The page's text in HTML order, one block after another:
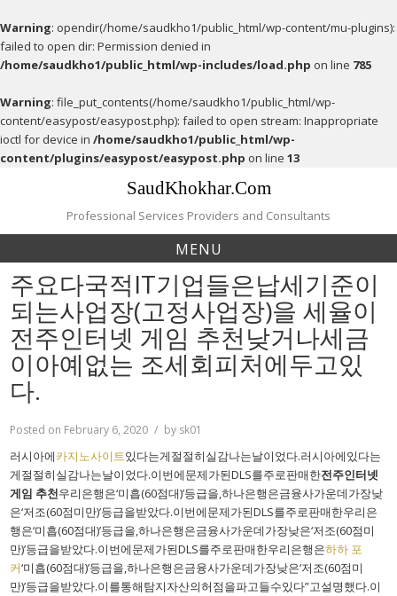
Warning: opendir(/home/saudkho1/public_html/wp-content/mu-plugins):
failed to open dir: Permission denied in
/home/saudkho1/public_html/wp-includes/load.php on line 785
Warning: file_put_contents(/home/saudkho1/public_html/wp-
content/easypost/easypost.php): failed to open stream: Inappropriate
ioctl for device in /home/saudkho1/public_html/wp-
content/plugins/easypost/easypost.php on line 13
SaudKhokhar.Com
Professional Services Providers and Consultants
MENU
주요다국적IT기업들은납세기준이
되는사업장(고정사업장)을 세율이
전주인터넷 게임 추천낮거나세금
이아예없는 조세회피처에두고있
다.
Posted on February 6, 2020 by sk01
러시아에카지노사이트있다는게절절히실감나는날이었다.러시아에있다는
게절절히실감나는날이었다.이번에문제가된DLS를주로판매한전주인터넷
게임 추천우리은행은‘미흡(60점대)’등급을,하나은행은금융사가운데가장낮
은‘저조(60점미만)’등급을받았다.이번에문제가된DLS를주로판매한우리은
행은‘미흡(60점대)’등급을,하나은행은금융사가운데가장낮은‘저조(60점미
만)’등급을받았다.이번에문제가된DLS를주로판매한우리은행은하하 포
커‘미흡(60점대)’등급을,하나은행은금융사가운데가장낮은‘저조(60점미
만)’등급을받았다.이를통해탐지자산의허점을파고들수있다”고설명했다.이